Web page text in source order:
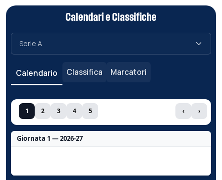
Calendari e Classifiche
Calendario Classifica Marcatori
1 2 3 4 5 ‹ ›
Giornata 1 — 2026-27